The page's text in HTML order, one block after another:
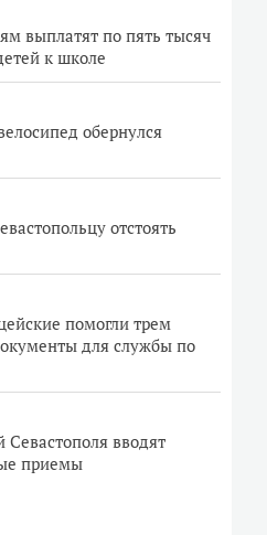
выплатят по пять тысяч
к школе
обернулся
отстоять
помогли трем
для службы по
вводят
приемы